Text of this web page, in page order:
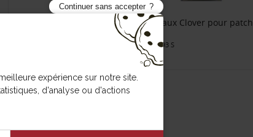
Ciseaux Clover pour patch
Ciseaux Clover pour patch
mini
256 493 S
Continuer sans accepter
expérience sur notre site.
d'analyse ou d'actions